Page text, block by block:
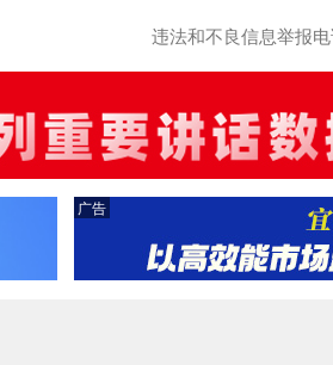
违法和不良信息举报
广告